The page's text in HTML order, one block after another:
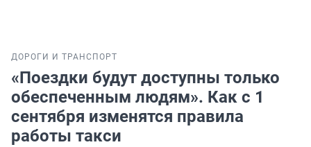
ДОРОГИ И ТРАНСПОРТ
«Поездки будут доступны только
обеспеченным людям». Как с 1
сентября изменятся правила
работы такси